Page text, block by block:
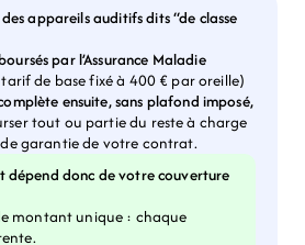
appareils auditifs dits “de classe
par l’Assurance Maladie
tarif de base fixé à 400 € par oreille)
ensuite, sans plafond imposé,
tout ou partie du reste à charge
garantie de votre contrat.
dépend donc de votre couverture
montant unique : chaque